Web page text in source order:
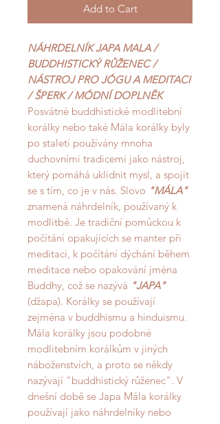
Add to Cart
NÁHRDELNÍK JAPA MALA /
BUDDHISTICKÝ RŮŽENEC /
NÁSTROJ PRO JÓGU A MEDITACI
/ ŠPERK / MÓDNÍ DOPLNĚK
Posvátné buddhistické modlitební
korálky nebo také Mála korálky byly
po staletí používány mnoha
duchovními tradicemi jako nástroj,
který pomáhá uklidnit mysl, a spojit
se s tím, co je v nás. Slovo "MÁLA"
znamená náhrdelník, používaný k
modlitbě. Je tradiční pomůckou k
počítání opakujících se manter při
meditaci, k počítání dýchání během
meditace nebo opakování jména
Buddhy, což se nazývá "JAPA"
(džapa). Korálky se používají
zejména v buddhismu a hinduismu.
Mála korálky jsou podobné
modlitebním korálkům v jiných
náboženstvích, a proto se někdy
nazývají "buddhistický růženec". V
dnešní době se Japa Mála korálky
používají jako náhrdelníky nebo